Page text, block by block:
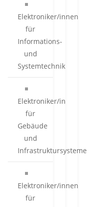
Elektroniker/innen
für
Informations-
und
Systemtechnik
Elektroniker/in
für
Gebäude
und
Infrastruktursysteme
Elektroniker/innen
für